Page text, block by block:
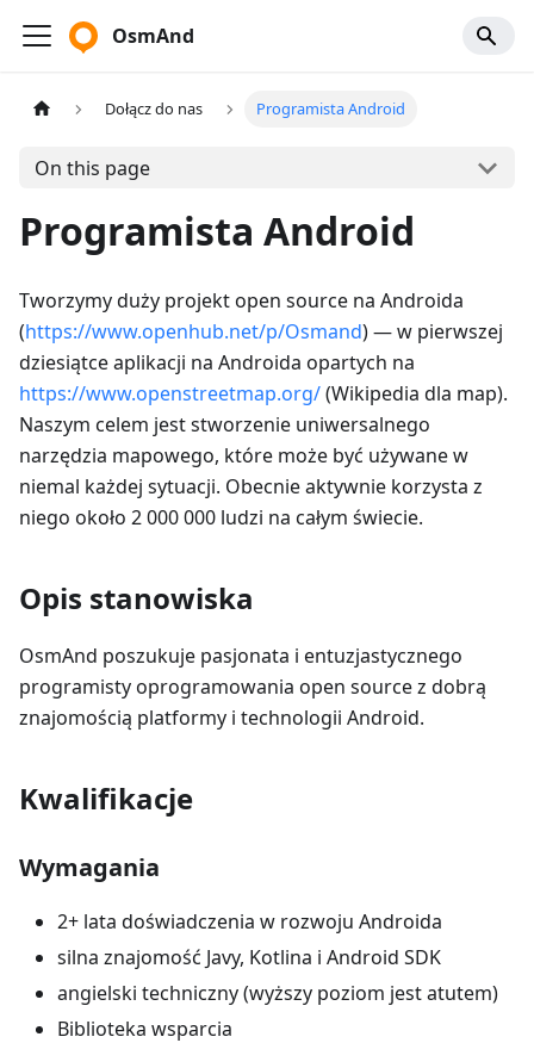
OsmAnd
Dołącz do nas Programista Android
On this page
Programista Android
Tworzymy duży projekt open source na Androida
(https://www.openhub.net/p/Osmand) — w pierwszej
dziesiątce aplikacji na Androida opartych na
https://www.openstreetmap.org/(Wikipedia dla map).
Naszym celem jest stworzenie uniwersalnego
narzędzia mapowego, które może być używane w
niemal każdej sytuacji. Obecnie aktywnie korzysta z
niego około 2 000 000 ludzi na całym świecie.
Opis stanowiska
OsmAnd poszukuje pasjonata i entuzjastycznego
programisty oprogramowania open source z dobrą
znajomością platformy i technologii Android.
Kwalifikacje
Wymagania
2+ lata doświadczenia w rozwoju Androida
silna znajomość Javy, Kotlina i Android SDK
angielski techniczny (wyższy poziom jest atutem)
Biblioteka wsparcia